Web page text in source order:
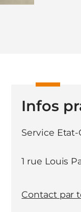
Infos
Service
1 rue Louis
Contact par